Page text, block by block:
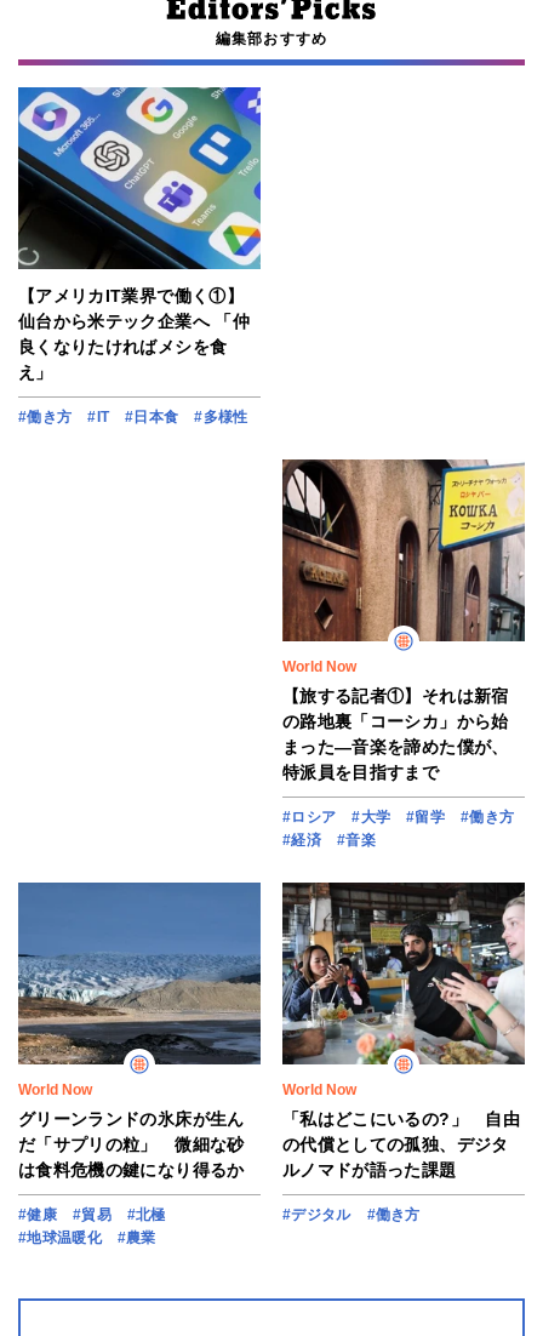
編集部おすすめ
【アメリカIT業界で働く①】
仙台から米テック企業へ 「仲
良くなりたければメシを食
え」
#働き方 #IT #日本食 #多様性
World Now
【旅する記者①】それは新宿
の路地裏「コーシカ」から始
まった―音楽を諦めた僕が、
特派員を目指すまで
#ロシア #大学 #留学
#働き方
#経済
#音楽
World Now
グリーンランドの氷床が生ん
だ「サプリの粒」 微細な砂
は食料危機の鍵になり得るか
#健康 #貿易
#北極
#地球温暖化
#農業
World Now
「私はどこにいるの?」 自由
の代償としての孤独、デジタ
ルノマドが語った課題
#デジタル #働き方